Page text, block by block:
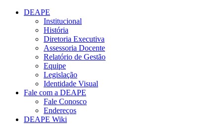
Conteúdo principal
DEAPE
Institucional
História
Diretoria Executiva
Assessoria Docente
Relatório de Gestão
Equipe
Legislação
Identidade Visual
Fale com a DEAPE
Fale Conosco
Endereços
DEAPE Wiki